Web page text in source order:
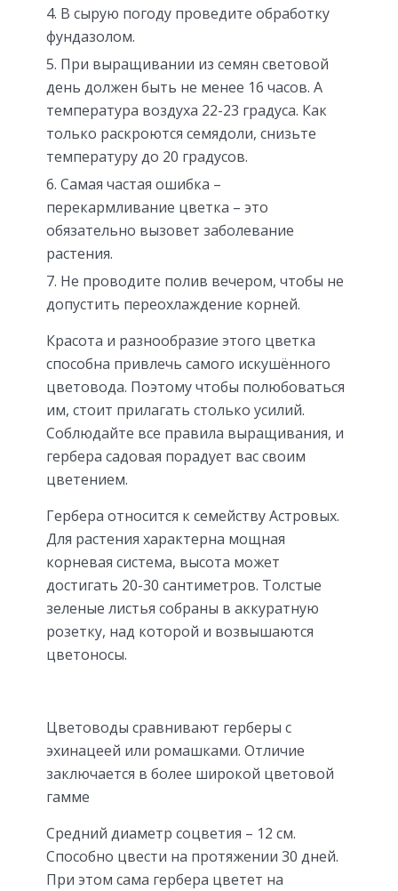
В сырую погоду проведите обработку
фундазолом.
При выращивании из семян световой
день должен быть не менее 16 часов. А
температура воздуха 22-23 градуса. Как
только раскроются семядоли, снизьте
температуру до 20 градусов.
Самая частая ошибка –
перекармливание цветка – это
обязательно вызовет заболевание
растения.
Не проводите полив вечером, чтобы не
допустить переохлаждение корней.
Красота и разнообразие этого цветка
способна привлечь самого искушённого
цветовода. Поэтому чтобы полюбоваться
им, стоит прилагать столько усилий.
Соблюдайте все правила выращивания, и
гербера садовая порадует вас своим
цветением.
Гербера относится к семейству Астровых.
Для растения характерна мощная
корневая система, высота может
достигать 20-30 сантиметров. Толстые
зеленые листья собраны в аккуратную
розетку, над которой и возвышаются
цветоносы.
Цветоводы сравнивают герберы с
эхинацеей или ромашками. Отличие
заключается в более широкой цветовой
гамме
Средний диаметр соцветия – 12 см.
Способно цвести на протяжении 30 дней.
При этом сама гербера цветет на